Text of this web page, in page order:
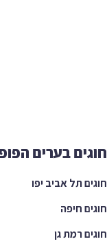
בערים
תל אביב יפו
חיפה
רמת גן